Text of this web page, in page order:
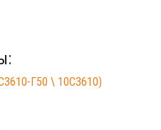
Г50 \ 10С3610)